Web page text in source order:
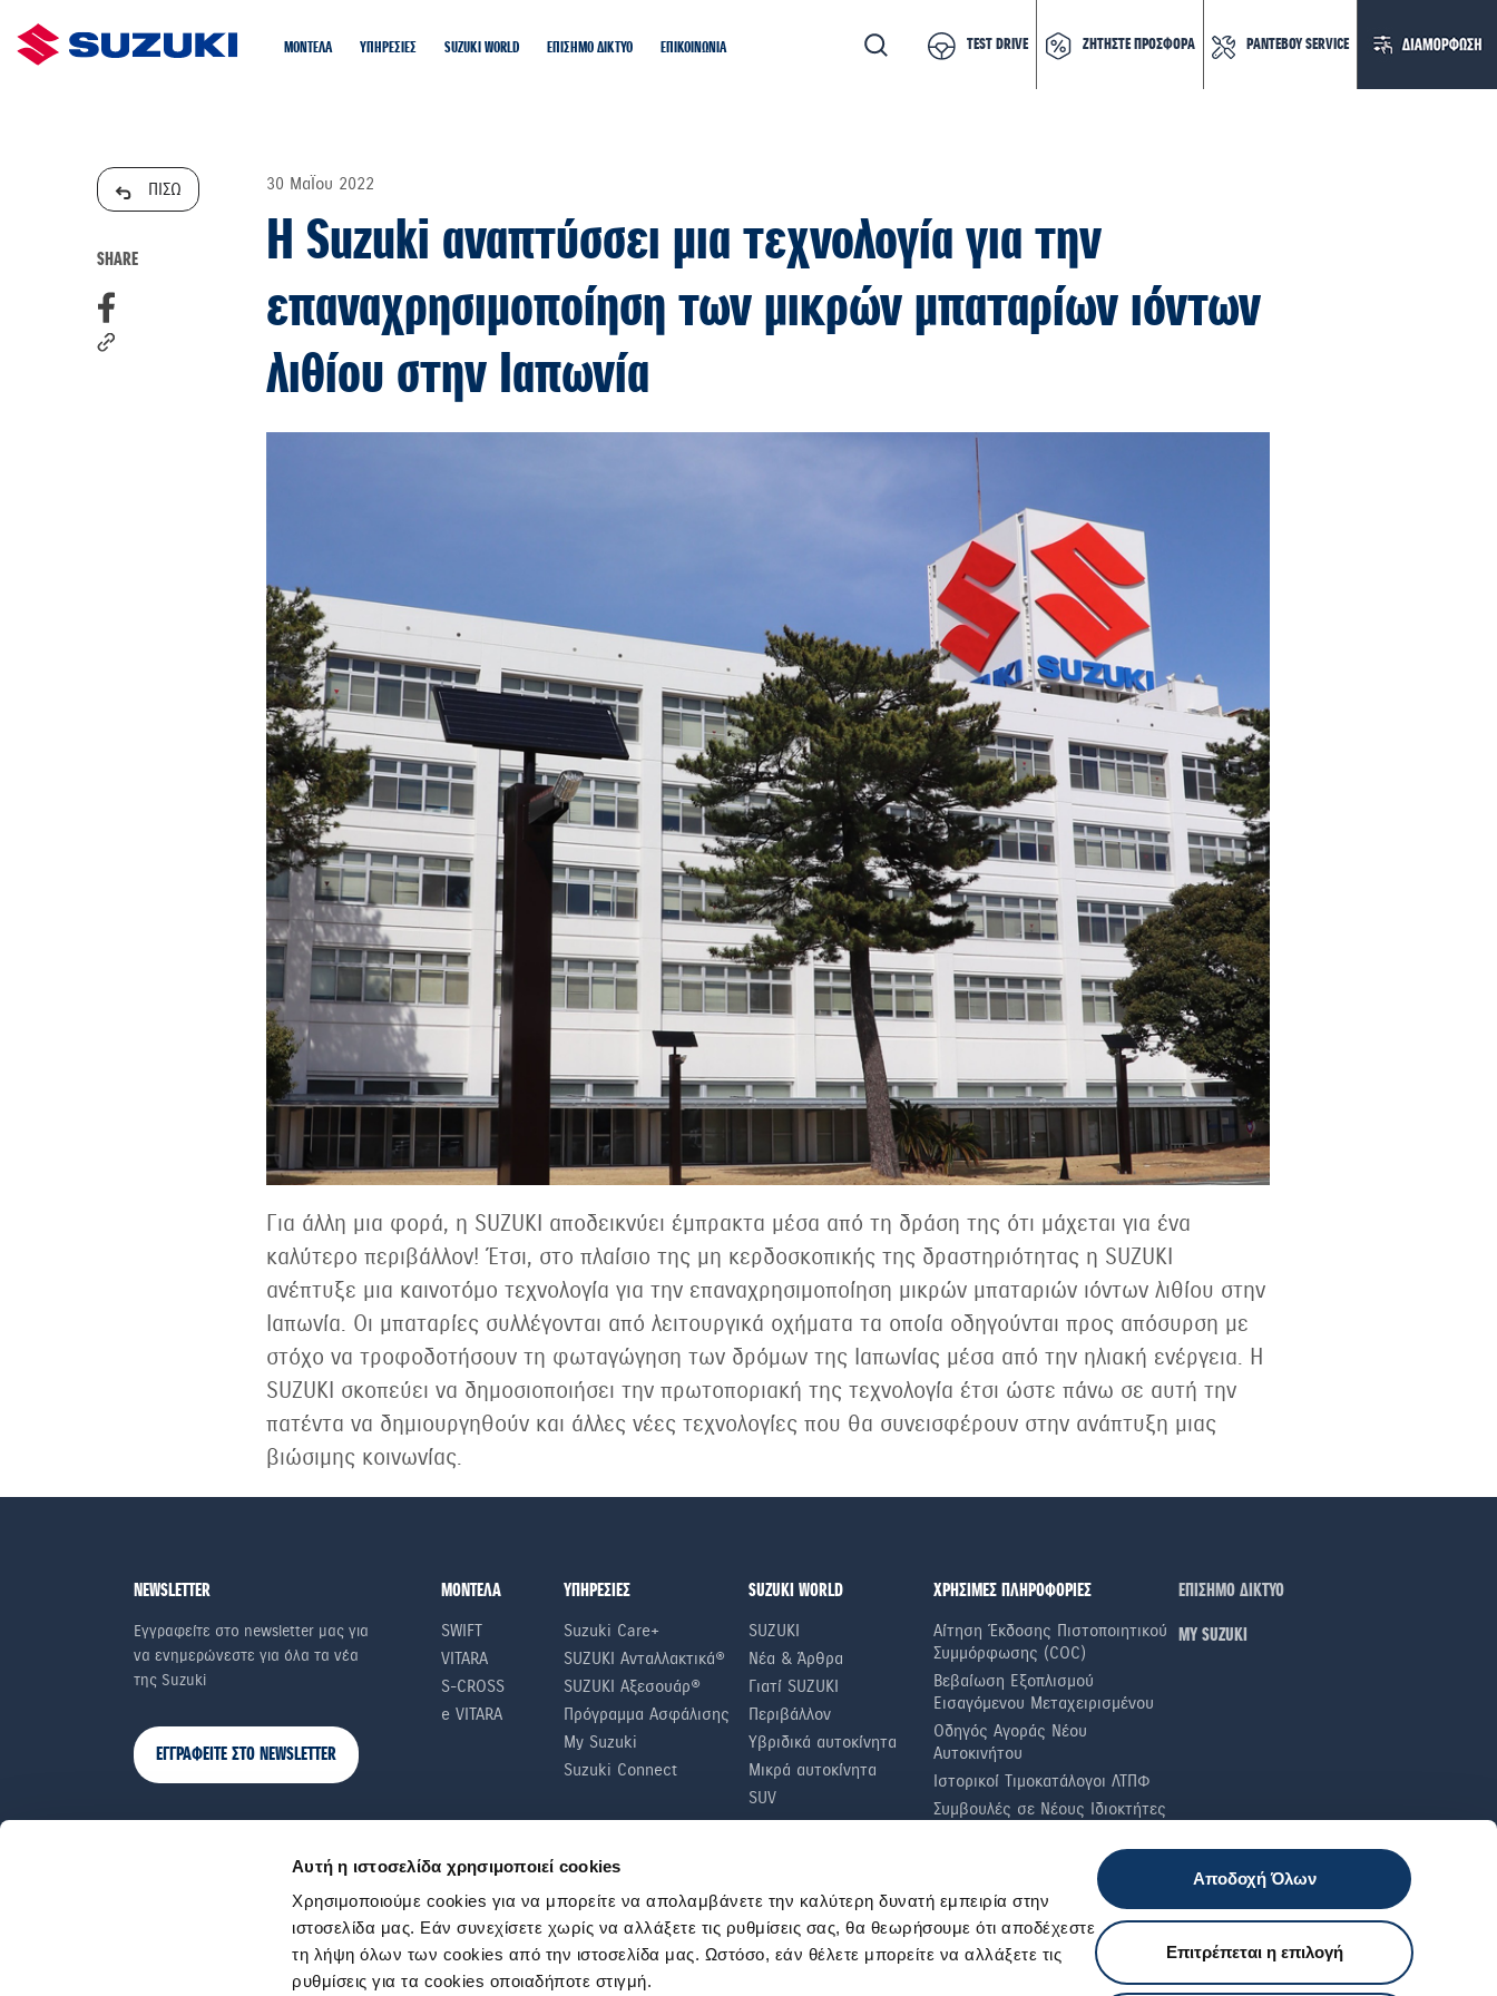
Αυτή η ιστοσελίδα χρησιμοποιεί cookies
Χρησιμοποιούμε cookies για να μπορείτε να απολαμβάνετε την καλύτερη δυνατή εμπειρία στην
ιστοσελίδα μας. Εάν συνεχίσετε χωρίς να αλλάξετε τις ρυθμίσεις σας, θα θεωρήσουμε ότι αποδέχεστε
τη λήψη όλων των cookies από την ιστοσελίδα μας. Ωστόσο, εάν θέλετε μπορείτε να αλλάξετε τις
ρυθμίσεις για τα cookies οποιαδήποτε στιγμή.
Αποδοχή Όλων
Επιτρέπεται η επιλογή
ΜΟΝΤΕΛΑ ΥΠΗΡΕΣΙΕΣ SUZUKI WORLD ΕΠΙΣΗΜΟ ΔΙΚΤΥΟ ΕΠΙΚΟΙΝΩΝΙΑ TEST DRIVE ΖΗΤΗΣΤΕ ΠΡΟΣΦΟΡΑ ΡΑΝΤΕΒΟΥ SERVICE
ΠΙΣΩ
SHARE
30 ΜαΪου 2022
Η Suzuki αναπτύσσει μια τεχνολογία για την
επαναχρησιμοποίηση των μικρών μπαταρίων ιόντων
λιθίου στην Ιαπωνία
Για άλλη μια φορά, η SUZUKI αποδεικνύει έμπρακτα μέσα από τη δράση της ότι μάχεται για ένα
καλύτερο περιβάλλον! Έτσι, στο πλαίσιο της μη κερδοσκοπικής της δραστηριότητας η SUZUKI
ανέπτυξε μια καινοτόμο τεχνολογία για την επαναχρησιμοποίηση μικρών μπαταριών ιόντων λιθίου στην
Ιαπωνία. Οι μπαταρίες συλλέγονται από λειτουργικά οχήματα τα οποία οδηγούνται προς απόσυρση με
στόχο να τροφοδοτήσουν τη φωταγώγηση των δρόμων της Ιαπωνίας μέσα από την ηλιακή ενέργεια. Η
SUZUKI σκοπεύει να δημοσιοποιήσει την πρωτοποριακή της τεχνολογία έτσι ώστε πάνω σε αυτή την
πατέντα να δημιουργηθούν και άλλες νέες τεχνολογίες που θα συνεισφέρουν στην ανάπτυξη μιας
βιώσιμης κοινωνίας.
NEWSLETTER
Εγγραφείτε στο newsletter μας για
να ενημερώνεστε για όλα τα νέα
της Suzuki
ΕΓΓΡΑΦΕΙΤΕ ΣΤΟ NEWSLETTER
ΜΟΝΤΕΛΑ
SWIFT
VITARA
S-CROSS
e VITARA
ΥΠΗΡΕΣΙΕΣ
Suzuki Care+
SUZUKI Ανταλλακτικά®
SUZUKI Αξεσουάρ®
Πρόγραμμα Ασφάλισης
My Suzuki
Suzuki Connect
SUZUKI WORLD
SUZUKI
Νέα & Άρθρα
Γιατί SUZUKI
Περιβάλλον
Υβριδικά αυτοκίνητα
Μικρά αυτοκίνητα
SUV
ΧΡΗΣΙΜΕΣ ΠΛΗΡΟΦΟΡΙΕΣ
Αίτηση Έκδοσης Πιστοποιητικού
Συμμόρφωσης (COC)
Βεβαίωση Εξοπλισμού
Εισαγόμενου Μεταχειρισμένου
Οδηγός Αγοράς Νέου
Αυτοκινήτου
Ιστορικοί Τιμοκατάλογοι ΛΤΠΦ
Συμβουλές σε Nέους Iδιοκτήτες
Τακτικοί Έλεγχοι
ΕΠΙΣΗΜΟ ΔΙΚΤΥΟ
ΜΥ SUZUKI